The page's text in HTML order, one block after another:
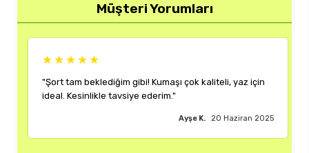
Müşteri Yorumları
★★★★★
"Şort tam beklediğim gibi! Kumaşı çok kaliteli, yaz için
ideal. Kesinlikle tavsiye ederim."
20 Haziran 2025